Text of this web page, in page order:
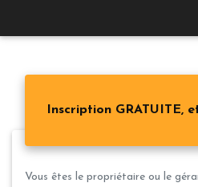
Inscription GRATUITE,
Vous êtes le propriétaire ou le